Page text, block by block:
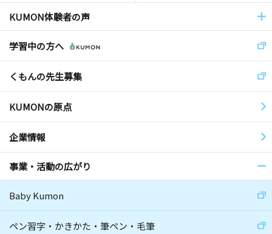
KUMON体験者の声
学習中の方へ
くもんの先生募集
KUMONの原点
企業情報
事業・活動の広がり
Baby Kumon
ペン習字・かきかた・筆ペン・毛筆